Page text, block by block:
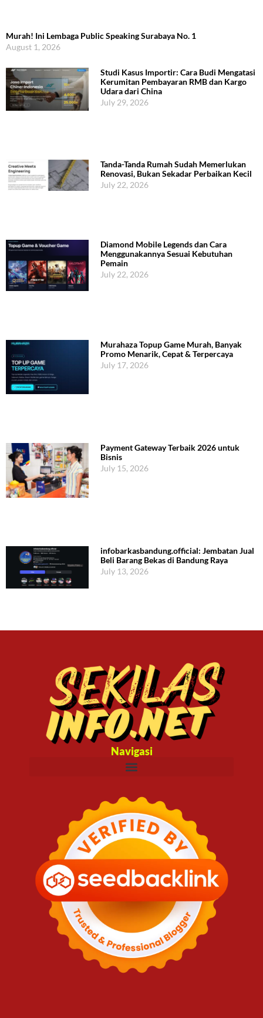
Murah! Ini Lembaga Public Speaking Surabaya No. 1
August 1, 2026
Studi Kasus Importir: Cara Budi Mengatasi
Kerumitan Pembayaran RMB dan Kargo
Udara dari China
July 29, 2026
Tanda-Tanda Rumah Sudah Memerlukan
Renovasi, Bukan Sekadar Perbaikan Kecil
July 22, 2026
Diamond Mobile Legends dan Cara
Menggunakannya Sesuai Kebutuhan
Pemain
July 22, 2026
Murahaza Topup Game Murah, Banyak
Promo Menarik, Cepat & Terpercaya
July 17, 2026
Payment Gateway Terbaik 2026 untuk
Bisnis
July 15, 2026
infobarkasbandung.official: Jembatan Jual
Beli Barang Bekas di Bandung Raya
July 13, 2026
Navigasi